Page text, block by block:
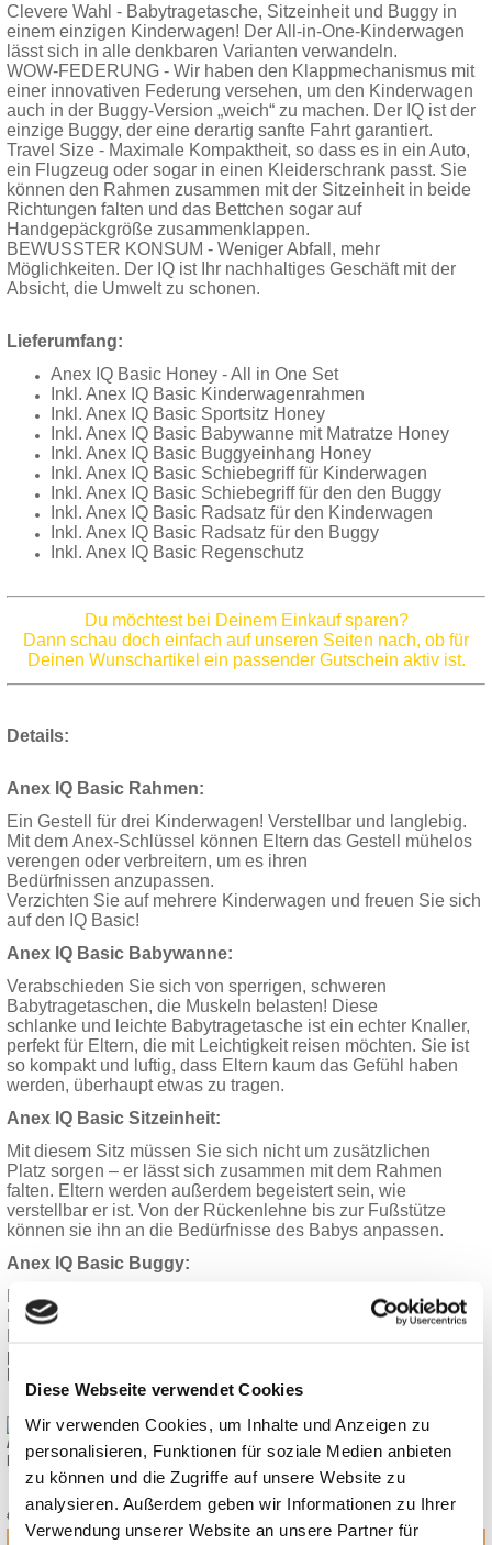
Diese Webseite verwendet Cookies
Wir verwenden Cookies, um Inhalte und Anzeigen zu
personalisieren, Funktionen für soziale Medien anbieten
zu können und die Zugriffe auf unsere Website zu
analysieren. Außerdem geben wir Informationen zu Ihrer
Verwendung unserer Website an unsere Partner für
Clevere Wahl - Babytragetasche, Sitzeinheit und Buggy in
einem einzigen Kinderwagen! Der All-in-One-Kinderwagen
lässt sich in alle denkbaren Varianten verwandeln.
WOW-FEDERUNG - Wir haben den Klappmechanismus mit
einer innovativen Federung versehen, um den Kinderwagen
auch in der Buggy-Version „weich“ zu machen. Der IQ ist der
einzige Buggy, der eine derartig sanfte Fahrt garantiert.
Travel Size - Maximale Kompaktheit, so dass es in ein Auto,
ein Flugzeug oder sogar in einen Kleiderschrank passt. Sie
können den Rahmen zusammen mit der Sitzeinheit in beide
Richtungen falten und das Bettchen sogar auf
Handgepäckgröße zusammenklappen.
BEWUSSTER KONSUM - Weniger Abfall, mehr
Möglichkeiten. Der IQ ist Ihr nachhaltiges Geschäft mit der
Absicht, die Umwelt zu schonen.
Lieferumfang:
Anex IQ Basic Honey - All in One Set
Inkl. Anex IQ Basic Kinderwagenrahmen
Inkl. Anex IQ Basic Sportsitz Honey
Inkl. Anex IQ Basic Babywanne mit Matratze Honey
Inkl. Anex IQ Basic Buggyeinhang Honey
Inkl. Anex IQ Basic Schiebegriff für Kinderwagen
Inkl. Anex IQ Basic Schiebegriff für den den Buggy
Inkl. Anex IQ Basic Radsatz für den Kinderwagen
Inkl. Anex IQ Basic Radsatz für den Buggy
Inkl. Anex IQ Basic Regenschutz
Du möchtest bei Deinem Einkauf sparen?
Dann schau doch einfach auf unseren Seiten nach, ob für
Deinen Wunschartikel ein passender Gutschein aktiv ist.
Details:
Anex IQ Basic Rahmen:
Ein Gestell für drei Kinderwagen! Verstellbar und langlebig.
Mit dem Anex-Schlüssel können Eltern das Gestell mühelos
verengen oder verbreitern, um es ihren
Bedürfnissen anzupassen.
Verzichten Sie auf mehrere Kinderwagen und freuen Sie sich
auf den IQ Basic!
Anex IQ Basic Babywanne:
Verabschieden Sie sich von sperrigen, schweren
Babytragetaschen, die Muskeln belasten! Diese
schlanke und leichte Babytragetasche ist ein echter Knaller,
perfekt für Eltern, die mit Leichtigkeit reisen möchten. Sie ist
so kompakt und luftig, dass Eltern kaum das Gefühl haben
werden, überhaupt etwas zu tragen.
Anex IQ Basic Sitzeinheit:
Mit diesem Sitz müssen Sie sich nicht um zusätzlichen
Platz sorgen – er lässt sich zusammen mit dem Rahmen
falten. Eltern werden außerdem begeistert sein, wie
verstellbar er ist. Von der Rückenlehne bis zur Fußstütze
können sie ihn an die Bedürfnisse des Babys anpassen.
Anex IQ Basic Buggy:
Mit seinem erstklassigen Federungssystem, das in den
Faltmechanismus integriert ist, ist er einer der weichsten
perfekt in Ihr Handgepäck passt und Sie problemlos reisen
ANEX IQ ADAPTER MAXI-COSI
KOLLEKTION 2026
€ 38,00*